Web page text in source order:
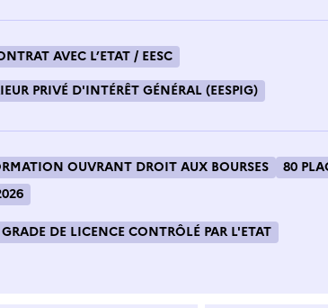
AVEC L’ETAT / EESC
PRIVÉ D'INTÉRÊT GÉNÉRAL (EESPIG)
OUVRANT DROIT AUX BOURSES
80
DE LICENCE CONTRÔLÉ PAR L'ETAT